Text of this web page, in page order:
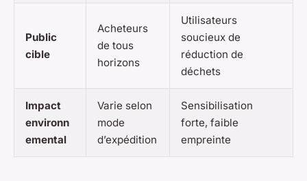
Public
cible
Acheteurs
de tous
horizons
Utilisateurs
soucieux de
réduction de
déchets
Impact
environn
emental
Varie selon
mode
d’expédition
Sensibilisation
forte, faible
empreinte